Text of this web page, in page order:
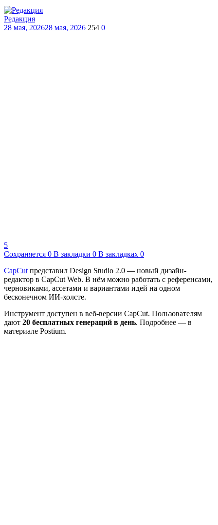
Редакция
28 мая, 202628 мая, 2026 254 0
5
Сохраняется 0 В закладки 0 В закладках 0
CapCutпредставил Design Studio 2.0 — новый дизайн-
редактор в CapCut Web. В нём можно работать с референсами,
черновиками, ассетами и вариантами идей на одном
бесконечном ИИ-холсте.
Инструмент доступен в веб-версии CapCut. Пользователям
дают 20 бесплатных генераций в день. Подробнее — в
материале Postium.